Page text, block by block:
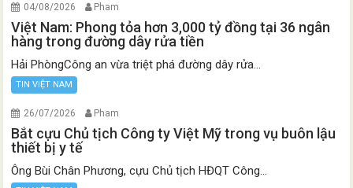
04/08/2026 Pham
Việt Nam: Phong tỏa hơn 3,000 tỷ đồng tại 36 ngân
hàng trong đường dây rửa tiền
Hải PhòngCông an vừa triệt phá đường dây rửa...
TIN VIỆT NAM
26/07/2026 Pham
Bắt cựu Chủ tịch Công ty Việt Mỹ trong vụ buôn lậu
thiết bị y tế
Ông Bùi Chân Phương, cựu Chủ tịch HĐQT Công...